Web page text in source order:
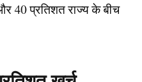
40 प्रतिशत राज्य के बीच